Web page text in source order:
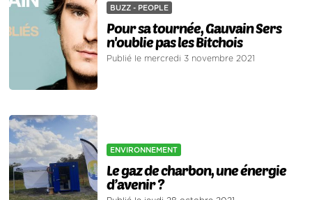
BUZZ - PEOPLE
Pour sa tournée, Gauvain Sers
n'oublie pas les Bitchois
Publié le mercredi 3 novembre 2021
ENVIRONNEMENT
Le gaz de charbon, une énergie
d’avenir ?